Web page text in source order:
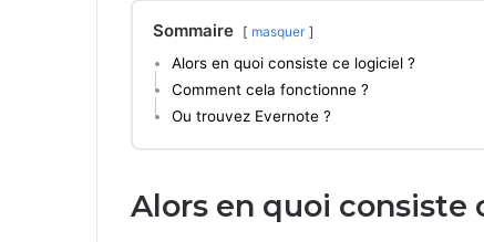
Sommaire masquer
Alors en quoi consiste ce logiciel ?
Comment cela fonctionne ?
Ou trouvez Evernote ?
Alors en quoi consiste